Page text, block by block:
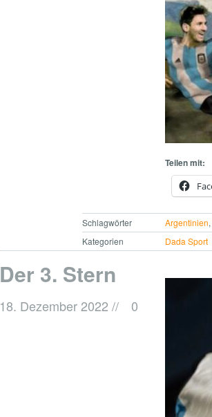
Teilen mit:
Schlagwörter Argentinien
Kategorien
Dada Sport
Der 3. Stern
18. Dezember 2022 // 0